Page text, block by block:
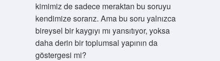
kimimiz de sadece meraktan bu soruyu
kendimize sorarız. Ama bu soru yalnızca
bireysel bir kaygıyı mı yansıtıyor, yoksa
daha derin bir toplumsal yapının da
göstergesi mi?